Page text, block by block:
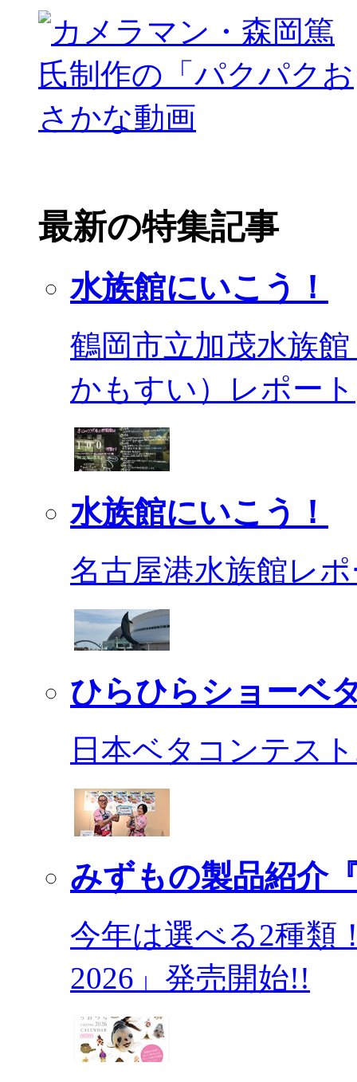
最新の特集記事
水族館にいこう！
鶴岡市立加茂水族
かもすい）レポート
水族館にいこう！
名古屋港水族館レ
ひらひらショーベ
日本ベタコンテス
みずもの製品紹介
今年は選べる2種類
2026」発売開始!!